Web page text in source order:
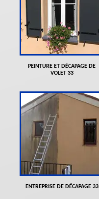
PEINTURE ET DÉCAPAGE DE
VOLET 33
ENTREPRISE DE DÉCAPAGE 33